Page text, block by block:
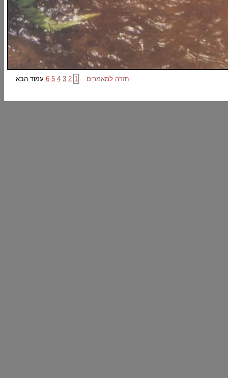
חזרה למאמרים 1
2
3
4
5
6 עמוד הבא